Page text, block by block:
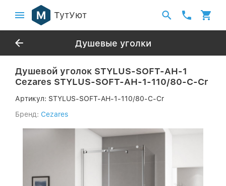
ТутУют
Душевые уголки
Душевой уголок STYLUS-SOFT-AH-1
Cezares STYLUS-SOFT-AH-1-110/80-C-Cr
Артикул: STYLUS-SOFT-AH-1-110/80-C-Cr
Бренд: Cezares